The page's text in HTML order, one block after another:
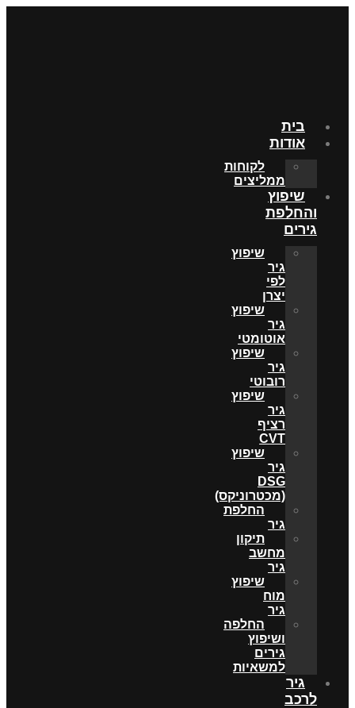
בית
אודות
לקוחות
ממליצים
שיפוץ
והחלפת
גירים
שיפוץ
גיר
לפי
יצרן
שיפוץ
גיר
אוטומטי
שיפוץ
גיר
רובוטי
שיפוץ
גיר
רציף
CVT
שיפוץ
גיר
DSG
(מכטרוניקס)
החלפת
גיר
תיקון
מחשב
גיר
שיפוץ
מוח
גיר
החלפה
ושיפוץ
גירים
למשאיות
גיר
לרכב